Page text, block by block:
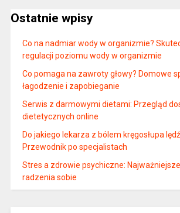
Ostatnie wpisy
Co na nadmiar wody w organizmie?
regulacji poziomu wody w organizmie
Co pomaga na zawroty głowy? Domowe
łagodzenie i zapobieganie
Serwis z darmowymi dietami: Przegląd
dietetycznych online
Do jakiego lekarza z bólem kręgosłupa
Przewodnik po specjalistach
Stres a zdrowie psychiczne:
radzenia sobie